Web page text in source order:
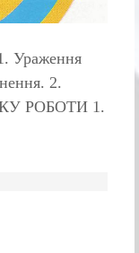
Ураження
2.
РОБОТИ 1.